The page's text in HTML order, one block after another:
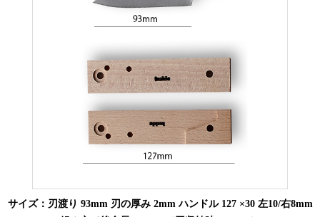
サイズ：刃渡り 93mm 刃の厚み 2mm ハンドル 127 ×30 左10/右8mm